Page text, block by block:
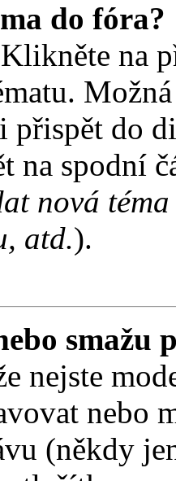
do fóra?
na
přispět do
na spodní
nová
atd.).
smažu
nejste
nebo
(někdy